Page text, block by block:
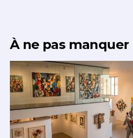
À ne pas manquer